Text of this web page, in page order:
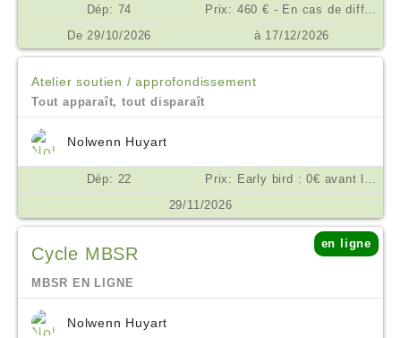
Dép: 74
Prix: 460 € - En cas de difficulté financière, nous consulter. €
De 29/10/2026
à 17/12/2026
Atelier soutien / approfondissement
Tout apparaît, tout disparaît
Nolwenn Huyart
Dép: 22
Prix: Early bird : 0€ avant le 15/09/26 10€ à partir du 16/09/26, payables à l’inscription rémunération de l’enseignante : sur la base d’une participation consciente. Pour vous donner un repère, elle pourrait se situer à partir de 50€. Votre inscription confirmée, vous recevrez les coordonnées bancaires de Nolwenn Huyart pour lui verser votre contribution €
29/11/2026
Cycle MBSR
en ligne
MBSR EN LIGNE
Nolwenn Huyart